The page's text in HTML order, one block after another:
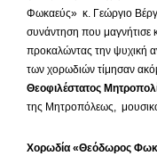
Φωκαεύς» κ. Γεώργιο
συνάντηση που μαγνήτισε
προκαλώντας την ψυχική
των χορωδιών τίμησαν
Θεοφιλέστατος
της Μητροπόλεως,
Χορωδία «Θεόδωρος